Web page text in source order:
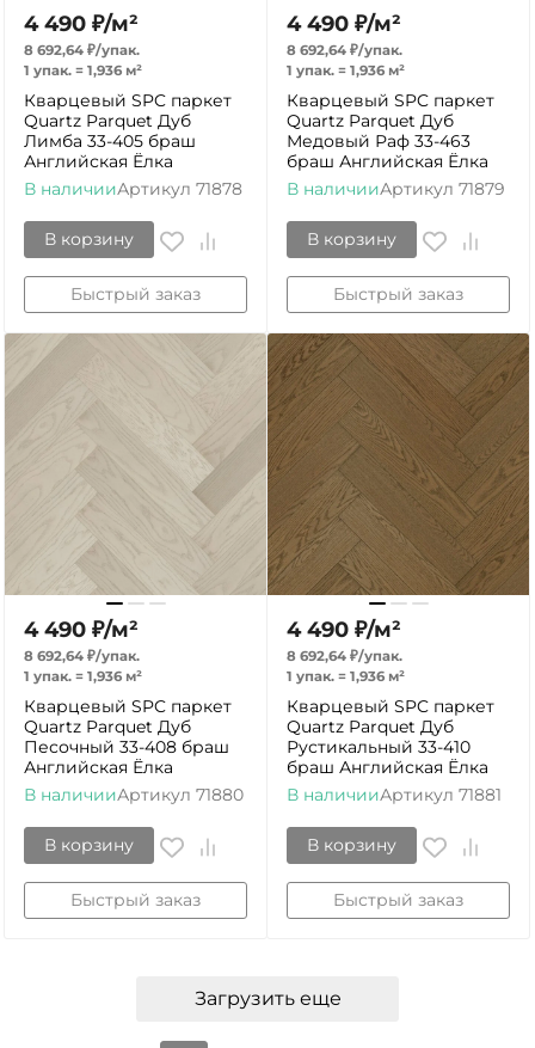
4 490 ₽/м²
8 692,64 ₽/упак.
1 упак. = 1,936 м²
Кварцевый SPC паркет
Quartz Parquet Дуб
Лимба 33-405 браш
Английская Ёлка
В наличииАртикул 71878
В корзину
Быстрый заказ
4 490 ₽/м²
8 692,64 ₽/упак.
1 упак. = 1,936 м²
Кварцевый SPC паркет
Quartz Parquet Дуб
Медовый Раф 33-463
браш Английская Ёлка
В наличииАртикул 71879
В корзину
Быстрый заказ
4 490 ₽/м²
8 692,64 ₽/упак.
1 упак. = 1,936 м²
Кварцевый SPC паркет
Quartz Parquet Дуб
Песочный 33-408 браш
Английская Ёлка
В наличииАртикул 71880
В корзину
Быстрый заказ
4 490 ₽/м²
8 692,64 ₽/упак.
1 упак. = 1,936 м²
Кварцевый SPC паркет
Quartz Parquet Дуб
Рустикальный 33-410
браш Английская Ёлка
В наличииАртикул 71881
В корзину
Быстрый заказ
Загрузить еще